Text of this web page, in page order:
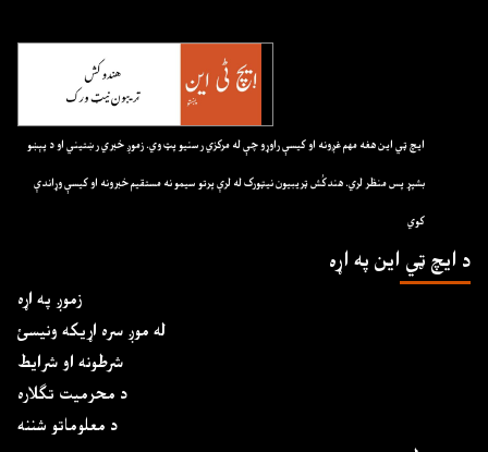
ايچ ټي اين هغه مهم غږونه او کيسې راوړو چې له مرکزي رسنيو پټ وي. زموږ خبري رښتيني او د پېښو
بشپړ پس منظر لري. هندکُش ټريبيون نيټورک له لرې پرتو سيمو نه مستقيم خبرونه او کيسې وړاندې
کوي
د ايچ ټي اين په اړه
زموږ په اړه
له موږ سره اړیکه ونیسئ
شرطونه او شرایط
د محرمیت تګلاره
د معلوماتو شننه